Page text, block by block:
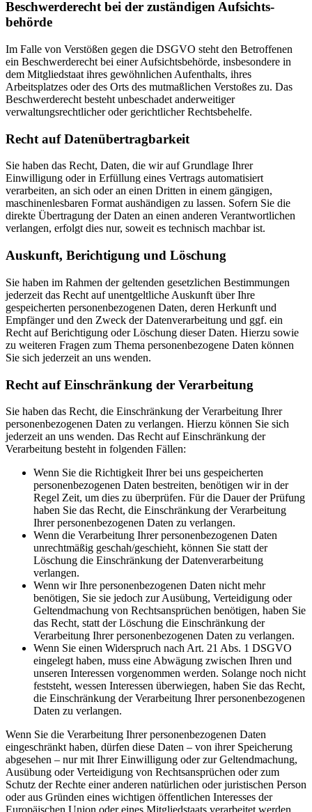
Beschwerde­recht bei der zuständigen Aufsichts­
behörde
Im Falle von Verstößen gegen die DSGVO steht den Betroffenen
ein Beschwerderecht bei einer Aufsichtsbehörde, insbesondere in
dem Mitgliedstaat ihres gewöhnlichen Aufenthalts, ihres
Arbeitsplatzes oder des Orts des mutmaßlichen Verstoßes zu. Das
Beschwerderecht besteht unbeschadet anderweitiger
verwaltungsrechtlicher oder gerichtlicher Rechtsbehelfe.
Recht auf Daten­übertrag­barkeit
Sie haben das Recht, Daten, die wir auf Grundlage Ihrer
Einwilligung oder in Erfüllung eines Vertrags automatisiert
verarbeiten, an sich oder an einen Dritten in einem gängigen,
maschinenlesbaren Format aushändigen zu lassen. Sofern Sie die
direkte Übertragung der Daten an einen anderen Verantwortlichen
verlangen, erfolgt dies nur, soweit es technisch machbar ist.
Auskunft, Berichtigung und Löschung
Sie haben im Rahmen der geltenden gesetzlichen Bestimmungen
jederzeit das Recht auf unentgeltliche Auskunft über Ihre
gespeicherten personenbezogenen Daten, deren Herkunft und
Empfänger und den Zweck der Datenverarbeitung und ggf. ein
Recht auf Berichtigung oder Löschung dieser Daten. Hierzu sowie
zu weiteren Fragen zum Thema personenbezogene Daten können
Sie sich jederzeit an uns wenden.
Recht auf Einschränkung der Verarbeitung
Sie haben das Recht, die Einschränkung der Verarbeitung Ihrer
personenbezogenen Daten zu verlangen. Hierzu können Sie sich
jederzeit an uns wenden. Das Recht auf Einschränkung der
Verarbeitung besteht in folgenden Fällen:
Wenn Sie die Richtigkeit Ihrer bei uns gespeicherten
personenbezogenen Daten bestreiten, benötigen wir in der
Regel Zeit, um dies zu überprüfen. Für die Dauer der Prüfung
haben Sie das Recht, die Einschränkung der Verarbeitung
Ihrer personenbezogenen Daten zu verlangen.
Wenn die Verarbeitung Ihrer personenbezogenen Daten
unrechtmäßig geschah/geschieht, können Sie statt der
Löschung die Einschränkung der Datenverarbeitung
verlangen.
Wenn wir Ihre personenbezogenen Daten nicht mehr
benötigen, Sie sie jedoch zur Ausübung, Verteidigung oder
Geltendmachung von Rechtsansprüchen benötigen, haben Sie
das Recht, statt der Löschung die Einschränkung der
Verarbeitung Ihrer personenbezogenen Daten zu verlangen.
Wenn Sie einen Widerspruch nach Art. 21 Abs. 1 DSGVO
eingelegt haben, muss eine Abwägung zwischen Ihren und
unseren Interessen vorgenommen werden. Solange noch nicht
feststeht, wessen Interessen überwiegen, haben Sie das Recht,
die Einschränkung der Verarbeitung Ihrer personenbezogenen
Daten zu verlangen.
Wenn Sie die Verarbeitung Ihrer personenbezogenen Daten
eingeschränkt haben, dürfen diese Daten – von ihrer Speicherung
abgesehen – nur mit Ihrer Einwilligung oder zur Geltendmachung,
Ausübung oder Verteidigung von Rechtsansprüchen oder zum
Schutz der Rechte einer anderen natürlichen oder juristischen Person
oder aus Gründen eines wichtigen öffentlichen Interesses der